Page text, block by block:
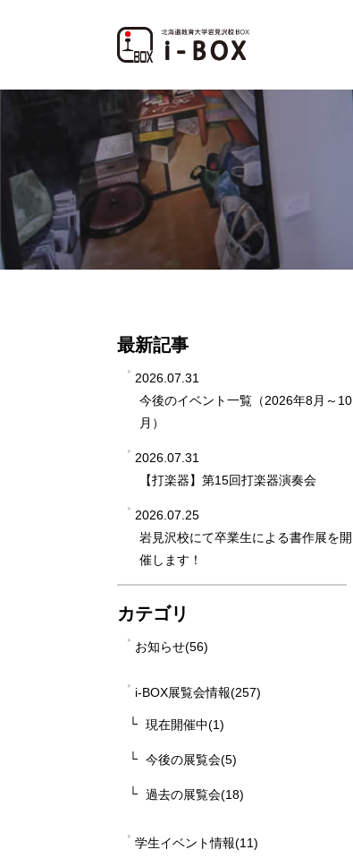
最新記事
2026.07.31
今後のイベント一覧（2026年8月～10
月）
2026.07.31
【打楽器】第15回打楽器演奏会
2026.07.25
岩見沢校にて卒業生による書作展を開
催します！
カテゴリ
お知らせ(56)
i-BOX展覧会情報(257)
現在開催中(1)
今後の展覧会(5)
過去の展覧会(18)
学生イベント情報(11)